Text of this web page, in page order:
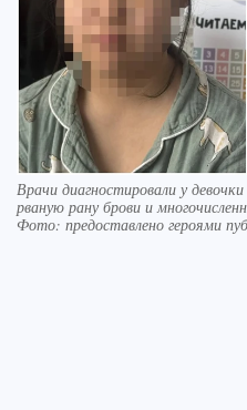
Врачи диагностировали у
рваную рану брови и
Фото: предоставлено героями